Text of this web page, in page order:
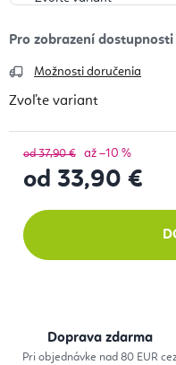
Možnosti doručenia
Zvoľte variant
od 37,90 € až –10 %
od 33,90 €
Doprava zdarma
Pri objednávke nad 80 EUR